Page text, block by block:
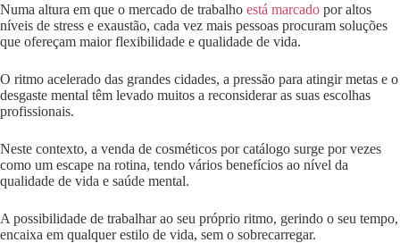
Numa altura em que o mercado de trabalho está marcado por altos
níveis de stress e exaustão, cada vez mais pessoas procuram soluções
que ofereçam maior flexibilidade e qualidade de vida.
O ritmo acelerado das grandes cidades, a pressão para atingir metas e o
desgaste mental têm levado muitos a reconsiderar as suas escolhas
profissionais.
Neste contexto, a venda de cosméticos por catálogo surge por vezes
como um escape na rotina, tendo vários benefícios ao nível da
qualidade de vida e saúde mental.
A possibilidade de trabalhar ao seu próprio ritmo, gerindo o seu tempo,
encaixa em qualquer estilo de vida, sem o sobrecarregar.